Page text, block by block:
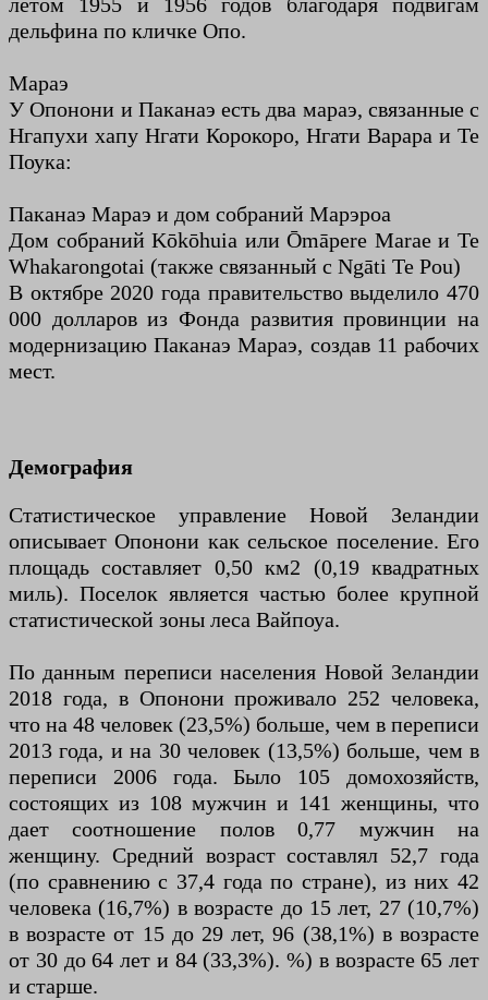
дельфина по кличке Опо.
Мараэ
У Опонони и Паканаэ есть два мараэ, связанные с
Нгапухи хапу Нгати Корокоро, Нгати Варара и Те
Поука:
Паканаэ Мараэ и дом собраний Марэроа
Дом собраний Kōkōhuia или Ōmāpere Marae и Te
Whakarongotai (также связанный с Ngāti Te Pou)
В октябре 2020 года правительство выделило 470
000 долларов из Фонда развития провинции на
модернизацию Паканаэ Мараэ, создав 11 рабочих
мест.
Демография
Статистическое управление Новой Зеландии
описывает Опонони как сельское поселение. Его
площадь составляет 0,50 км2 (0,19 квадратных
миль). Поселок является частью более крупной
статистической зоны леса Вайпоуа.
По данным переписи населения Новой Зеландии
2018 года, в Опонони проживало 252 человека,
что на 48 человек (23,5%) больше, чем в переписи
2013 года, и на 30 человек (13,5%) больше, чем в
переписи 2006 года. Было 105 домохозяйств,
состоящих из 108 мужчин и 141 женщины, что
дает соотношение полов 0,77 мужчин на
женщину. Средний возраст составлял 52,7 года
(по сравнению с 37,4 года по стране), из них 42
человека (16,7%) в возрасте до 15 лет, 27 (10,7%)
в возрасте от 15 до 29 лет, 96 (38,1%) в возрасте
от 30 до 64 лет и 84 (33,3%). %) в возрасте 65 лет
и старше.